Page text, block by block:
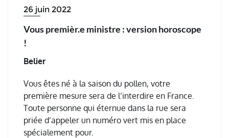
26 juin 2022
Vous premièr.e ministre : version horoscope
!
Belier
Vous êtes né à la saison du pollen, votre
première mesure sera de l’interdire en France.
Toute personne qui éternue dans la rue sera
priée d’appeler un numéro vert mis en place
spécialement pour.